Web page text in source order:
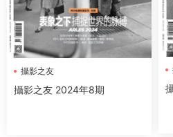
攝影之友
攝影之友 2024年8期